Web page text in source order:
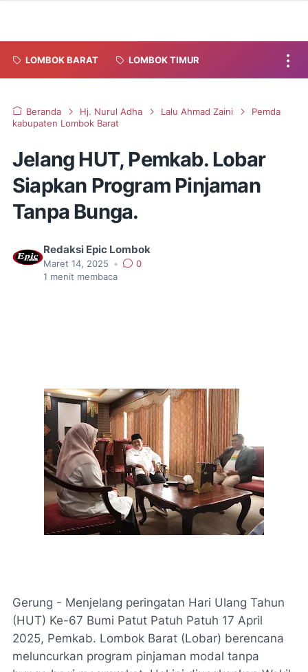
LOMBOK BARAT LOMBOK TIMUR
Beranda Hj. Nurul Adha Lalu Ahmad Zaini
Pemda
kabupaten Lombok Barat
Jelang HUT, Pemkab. Lobar
Siapkan Program Pinjaman
Tanpa Bunga.
Redaksi Epic Lombok
Maret 14, 2025 •
0
1 menit membaca
Gerung - Menjelang peringatan Hari Ulang Tahun
(HUT) Ke-67 Bumi Patut Patuh Patuh 17 April
2025, Pemkab. Lombok Barat (Lobar) berencana
meluncurkan program pinjaman modal tanpa